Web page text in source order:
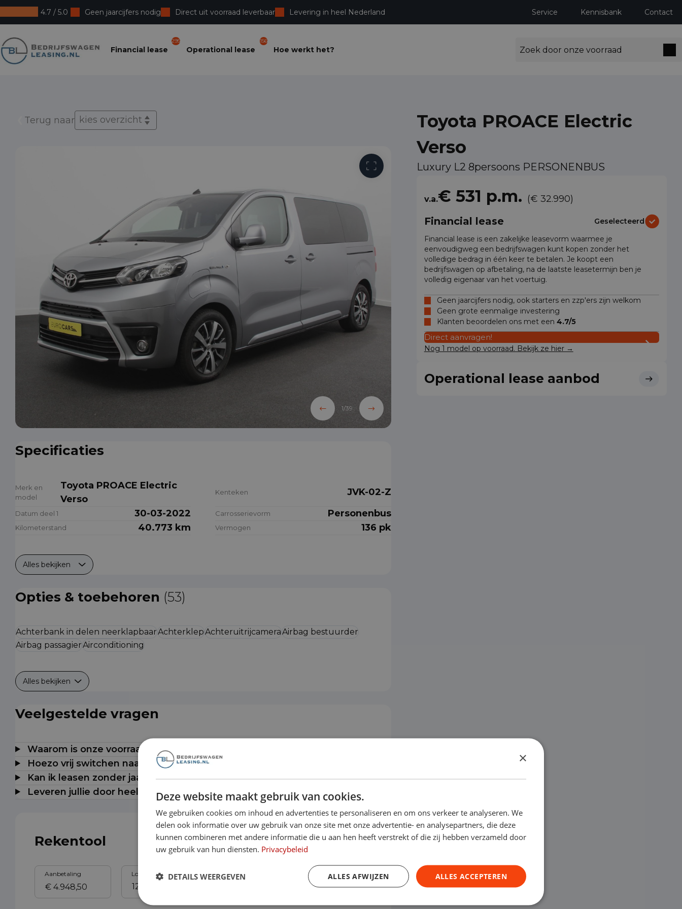
4.7 / 5.0 Geen jaarcijfers nodig Direct uit voorraad leverbaar Levering in heel Nederland Service Kennisbank Contact
Bedrijfswagenleasing
Financial lease
295
Operational lease
156
Hoe werkt het?
Terug naar kies overzicht
1/39
Specificaties
Merk en
model
Toyota PROACE Electric
Verso
Kenteken JVK-02-Z
Datum deel 1 30-03-2022 Carrosserievorm Personenbus
Kilometerstand 40.773 km Vermogen 136 pk
Alles bekijken
Opties & toebehoren (53)
Achterbank in delen neerklapbaarAchterklepAchteruitrijcameraAirbag bestuurder
Airbag passagierAirconditioning
Alles bekijken
Veelgestelde vragen
Waarom is onze voorraad milieuzonevrij tot 2030?
Hoezo vrij switchen naar elektrisch?
Kan ik leasen zonder jaarcijfers?
Leveren jullie door heel Nederland?
Rekentool Financieren
Aanbetaling Looptijd Slottermijn Prijs per maand
€ 1111,70
Toyota PROACE Electric
Verso
Luxury L2 8persoons PERSONENBUS
v.a.€ 531 p.m. (€ 32.990)
Financial lease
Geselecteerd
Financial lease is een zakelijke leasevorm waarmee je
eenvoudigweg een bedrijfswagen kunt kopen zonder het
volledige bedrag in één keer te betalen. Je koopt een
bedrijfswagen op afbetaling, na de laatste leasetermijn ben je
volledig eigenaar van het voertuig.
Geen jaarcijfers nodig, ook starters en zzp'ers zijn welkom
Geen grote eenmalige investering
Klanten beoordelen ons met een 4.7/5
Direct aanvragen!
Nog 1 model op voorraad. Bekijk ze hier →
Operational lease aanbod
×
Deze website maakt gebruik van cookies.
We gebruiken cookies om inhoud en advertenties te personaliseren en om ons verkeer te analyseren. We
delen ook informatie over uw gebruik van onze site met onze advertentie- en analysepartners, die deze
kunnen combineren met andere informatie die u aan hen heeft verstrekt of die zij hebben verzameld door
uw gebruik van hun diensten. Privacybeleid
ALLES ACCEPTEREN
ALLES AFWIJZEN
DETAILS WEERGEVEN